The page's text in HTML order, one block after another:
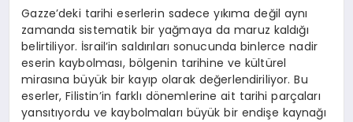
Gazze’deki tarihi eserlerin sadece yıkıma değil aynı
zamanda sistematik bir yağmaya da maruz kaldığı
belirtiliyor. İsrail’in saldırıları sonucunda binlerce nadir
eserin kaybolması, bölgenin tarihine ve kültürel
mirasına büyük bir kayıp olarak değerlendiriliyor. Bu
eserler, Filistin’in farklı dönemlerine ait tarihi parçaları
yansıtıyordu ve kaybolmaları büyük bir endişe kaynağı